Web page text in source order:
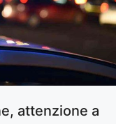
attenzione a